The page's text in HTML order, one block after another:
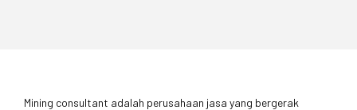
Mining consultant adalah perusahaan jasa yang bergerak